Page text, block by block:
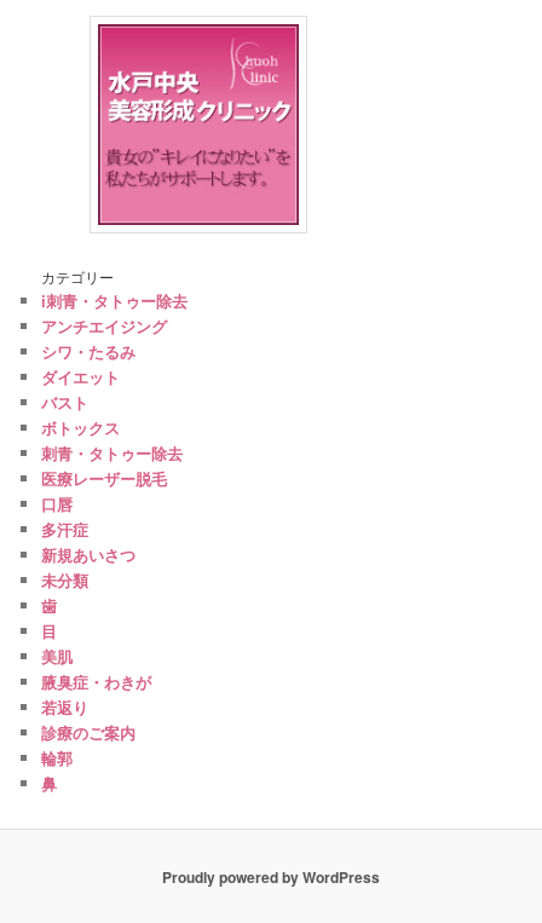
カテゴリー
i刺青・タトゥー除去
アンチエイジング
シワ・たるみ
ダイエット
バスト
ボトックス
刺青・タトゥー除去
医療レーザー脱毛
口唇
多汗症
新規あいさつ
未分類
歯
目
美肌
腋臭症・わきが
若返り
診療のご案内
輪郭
鼻
Proudly powered by WordPress